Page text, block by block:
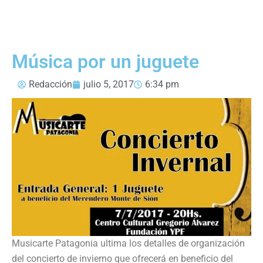
Música por un juguete
Redacción julio 5, 2017 6:34 pm
Musicarte Patagonia ultima los detalles de organización
del concierto de invierno que ofrecerá en beneficio del